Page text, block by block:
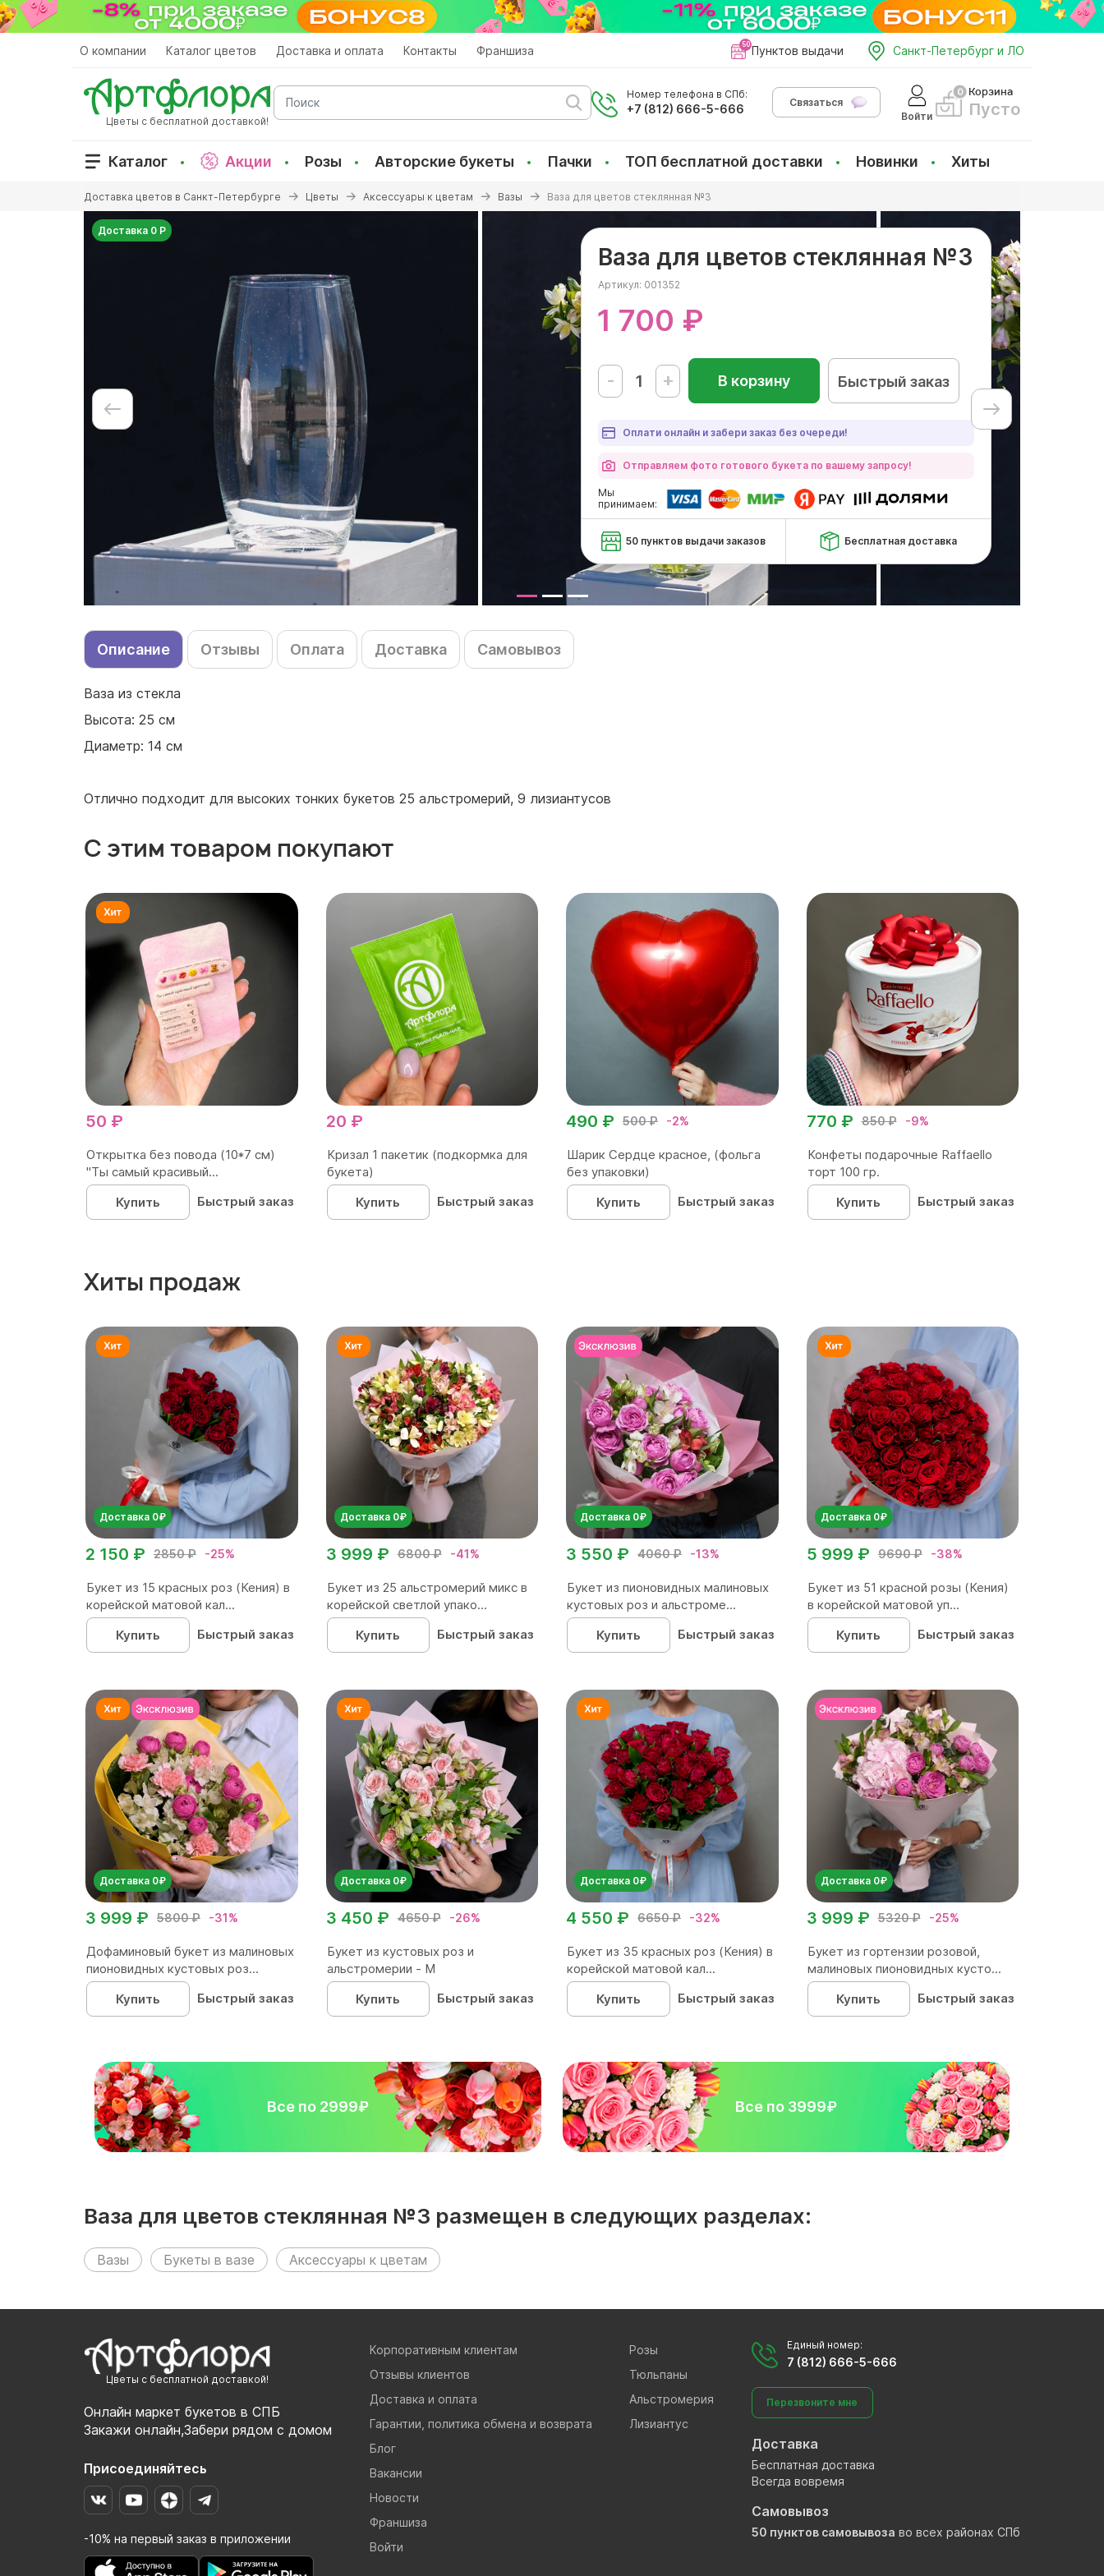
Перейти
к
О компании Каталог цветов Доставка и оплата Контакты Франшиза Пунктов выдачи Санкт-Петербург и ЛО
Цветы с бесплатной доставкой!
Поиск
Номер телефона в СПб:
+7 (812) 666-5-666
Связаться
Войти
Корзина
Пусто
Каталог Акции Розы Авторские букеты Пачки ТОП бесплатной доставки Новинки Хиты
здесь
Доставка цветов в Санкт-Петербурге Цветы Аксессуары к цветам Вазы Ваза для цветов стеклянная №3
Доставка 0 Р
Ваза для цветов стеклянная №3
Артикул: 001352
1 700 ₽
- + В корзину Быстрый заказ
Оплати онлайн и забери заказ без очереди!
Отправляем фото готового букета по вашему запросу!
Мы
принимаем:
50 пунктов выдачи заказов Бесплатная доставка
Описание Отзывы Оплата Доставка Самовывоз
Ваза из стекла
Высота: 25 см
Диаметр: 14 см
Отлично подходит для высоких тонких букетов 25 альстромерий, 9 лизиантусов
С этим товаром покупают
50 ₽
Открытка без повода (10*7 см)
"Ты самый красивый...
Купить
Быстрый заказ
20 ₽
Кризал 1 пакетик (подкормка для
букета)
Купить
Быстрый заказ
500 ₽ -2%
490 ₽
Шарик Сердце красное, (фольга
без упаковки)
Купить
Быстрый заказ
850 ₽ -9%
770 ₽
Конфеты подарочные Raffaello
торт 100 гр.
Купить
Быстрый заказ
Хиты продаж
Доставка 0₽
2850 ₽ -25%
2 150 ₽
Букет из 15 красных роз (Кения) в
корейской матовой кал...
Купить
Быстрый заказ
Доставка 0₽
6800 ₽ -41%
3 999 ₽
Букет из 25 альстромерий микс в
корейской светлой упако...
Купить
Быстрый заказ
Доставка 0₽
4060 ₽ -13%
3 550 ₽
Букет из пионовидных малиновых
кустовых роз и альстроме...
Купить
Быстрый заказ
Доставка 0₽
9690 ₽ -38%
5 999 ₽
Букет из 51 красной розы (Кения)
в корейской матовой уп...
Купить
Быстрый заказ
Доставка 0₽
5800 ₽ -31%
3 999 ₽
Дофаминовый букет из малиновых
пионовидных кустовых роз...
Купить
Быстрый заказ
Доставка 0₽
4650 ₽ -26%
3 450 ₽
Букет из кустовых роз и
альстромерии - М
Купить
Быстрый заказ
Доставка 0₽
6650 ₽ -32%
4 550 ₽
Букет из 35 красных роз (Кения) в
корейской матовой кал...
Купить
Быстрый заказ
Доставка 0₽
5320 ₽ -25%
3 999 ₽
Букет из гортензии розовой,
малиновых пионовидных кусто...
Купить
Быстрый заказ
Все по 2999₽ Все по 3999₽
Ваза для цветов стеклянная №3 размещен в следующих разделах:
Вазы Букеты в вазе Аксессуары к цветам
Цветы с бесплатной доставкой!
Онлайн маркет букетов в СПБ
Закажи онлайн,Забери рядом с домом
Присоединяйтесь
-10% на первый заказ в приложении
Корпоративным клиентам
Отзывы клиентов
Доставка и оплата
Гарантии, политика обмена и возврата
Блог
Вакансии
Новости
Франшиза
Войти
Розы
Тюльпаны
Альстромерия
Лизиантус
Единый номер:
7 (812) 666-5-666
Перезвоните мне
Доставка
Бесплатная доставка
Всегда вовремя
Самовывоз
50 пунктов самовывоза во всех районах СПб